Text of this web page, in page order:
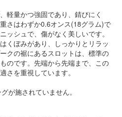
軽量かつ強固であり、錆びにく
さはわずか0.6オンス(18グラム)で
ッシュで、傷がなく美しいです。
くぼみがあり、しっかりとリラッ
クの裾にあるスロットは、標準の
のです。先端から先端まで、この
さを重視しています。
が施されていません。